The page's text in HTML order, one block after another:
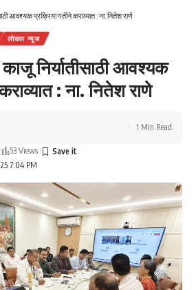
आवश्यक प्रक्रिया गतीने कराव्यात : ना. नितेश राणे
लोकल न्यूज
निर्यातीसाठी आवश्यक
: ना. नितेश राणे
7:04 PM
53 Views
1 Min Read